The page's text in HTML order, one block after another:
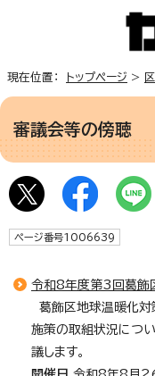
現在位置： トップページ >
審議会等の傍聴
ページ番号1006639
令和8年度第3回葛飾
葛飾区地球温暖化対
施策の取組状況につ
議します。